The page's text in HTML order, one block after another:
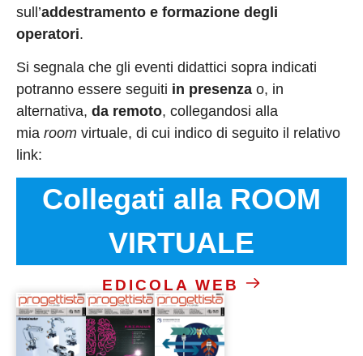
sull’addestramento e formazione degli
operatori.
Si segnala che gli eventi didattici sopra indicati
potranno essere seguiti in presenza o, in
alternativa, da remoto, collegandosi alla
mia room virtuale, di cui indico di seguito il relativo
link:
Collegati alla ROOM
VIRTUALE
EDICOLA WEB